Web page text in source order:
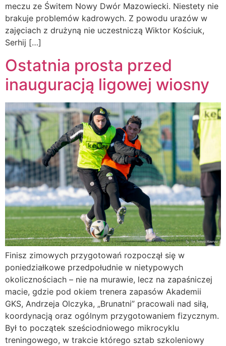
meczu ze Świtem Nowy Dwór Mazowiecki. Niestety nie
brakuje problemów kadrowych. Z powodu urazów w
zajęciach z drużyną nie uczestniczą Wiktor Kościuk,
Serhij […]
Ostatnia prosta przed
inauguracją ligowej wiosny
Finisz zimowych przygotowań rozpoczął się w
poniedziałkowe przedpołudnie w nietypowych
okolicznościach – nie na murawie, lecz na zapaśniczej
macie, gdzie pod okiem trenera zapasów Akademii
GKS, Andrzeja Olczyka, „Brunatni” pracowali nad siłą,
koordynacją oraz ogólnym przygotowaniem fizycznym.
Był to początek sześciodniowego mikrocyklu
treningowego, w trakcie którego sztab szkoleniowy